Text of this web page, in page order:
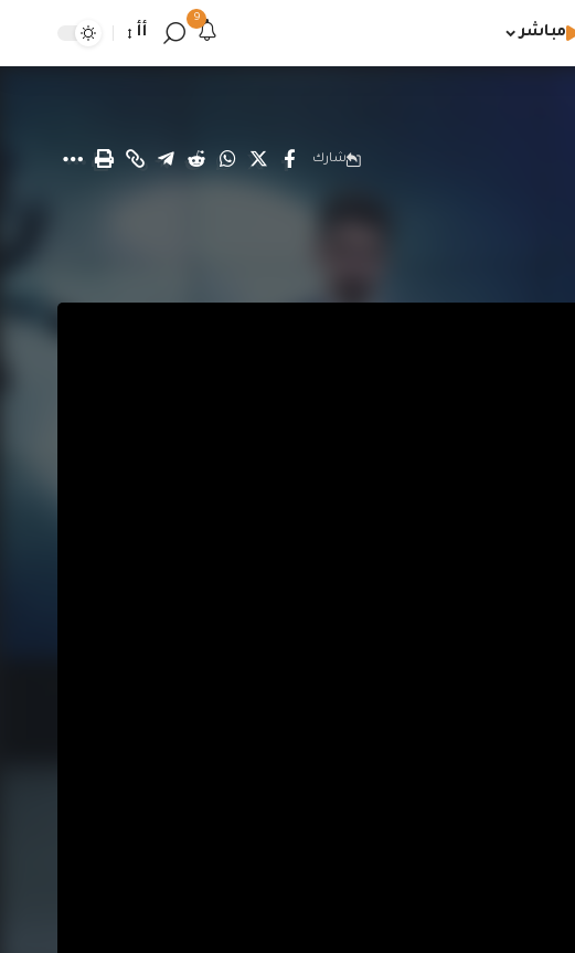
مباشر
9
أأ
شارك